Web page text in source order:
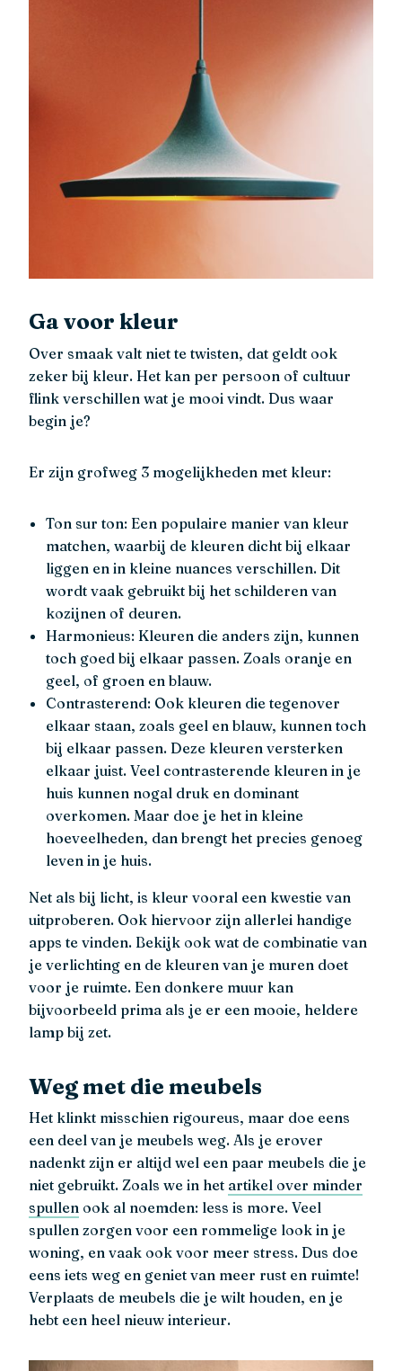
Ga voor kleur
Over smaak valt niet te twisten, dat geldt ook
zeker bij kleur. Het kan per persoon of cultuur
flink verschillen wat je mooi vindt. Dus waar
begin je?
Er zijn grofweg 3 mogelijkheden met kleur:
Ton sur ton: Een populaire manier van kleur
matchen, waarbij de kleuren dicht bij elkaar
liggen en in kleine nuances verschillen. Dit
wordt vaak gebruikt bij het schilderen van
kozijnen of deuren.
Harmonieus: Kleuren die anders zijn, kunnen
toch goed bij elkaar passen. Zoals oranje en
geel, of groen en blauw.
Contrasterend: Ook kleuren die tegenover
elkaar staan, zoals geel en blauw, kunnen toch
bij elkaar passen. Deze kleuren versterken
elkaar juist. Veel contrasterende kleuren in je
huis kunnen nogal druk en dominant
overkomen. Maar doe je het in kleine
hoeveelheden, dan brengt het precies genoeg
leven in je huis.
Net als bij licht, is kleur vooral een kwestie van
uitproberen. Ook hiervoor zijn allerlei handige
apps te vinden. Bekijk ook wat de combinatie van
je verlichting en de kleuren van je muren doet
voor je ruimte. Een donkere muur kan
bijvoorbeeld prima als je er een mooie, heldere
lamp bij zet.
Weg met die meubels
Het klinkt misschien rigoureus, maar doe eens
een deel van je meubels weg. Als je erover
nadenkt zijn er altijd wel een paar meubels die je
niet gebruikt. Zoals we in het artikel over minder
spullen ook al noemden: less is more. Veel
spullen zorgen voor een rommelige look in je
woning, en vaak ook voor meer stress. Dus doe
eens iets weg en geniet van meer rust en ruimte!
Verplaats de meubels die je wilt houden, en je
hebt een heel nieuw interieur.